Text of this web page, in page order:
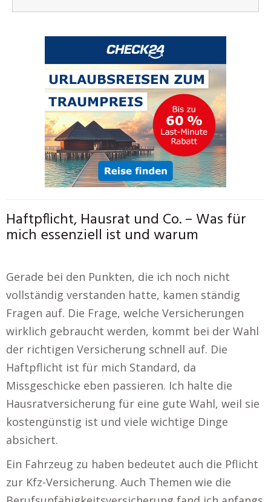
Haftpflicht, Hausrat und Co. – Was für
mich essenziell ist und warum
Gerade bei den Punkten, die ich noch nicht
vollständig verstanden hatte, kamen ständig
Fragen auf. Die Frage, welche Versicherungen
wirklich gebraucht werden, kommt bei der Wahl
der richtigen Versicherung schnell auf. Die
Haftpflicht ist für mich Standard, da
Missgeschicke eben passieren. Ich halte die
Hausratversicherung für eine gute Wahl, weil sie
kostengünstig ist und viele wichtige Dinge
absichert.
Ein Fahrzeug zu haben bedeutet auch die Pflicht
zur Kfz-Versicherung. Auch Themen wie die